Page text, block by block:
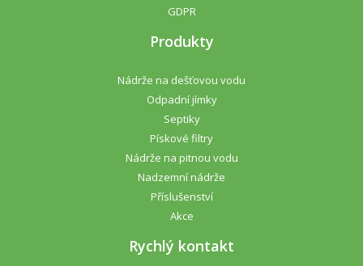
GDPR
Produkty
Nádrže na dešťovou vodu
Odpadní jímky
Septiky
Pískové filtry
Nádrže na pitnou vodu
Nadzemní nádrže
Příslušenství
Akce
Rychlý kontakt